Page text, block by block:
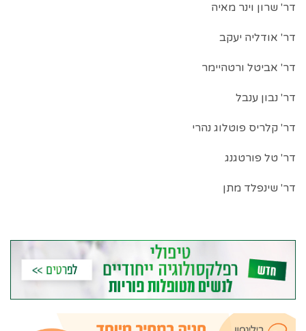
דר' שרון וינר מאיה
דר' אודליה יעקב
דר' אביטל ורטהיימר
דר' נבון ענבל
דר' קלריס פוטלוג נהרי
דר' טל פורטגנג
דר' שינפלד מתן